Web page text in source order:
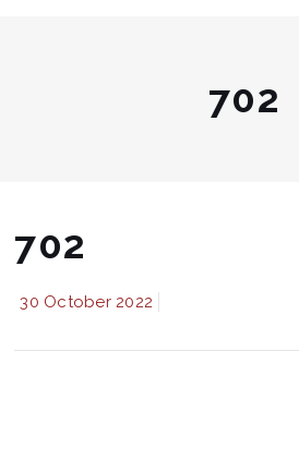
702
702
30 October 2022